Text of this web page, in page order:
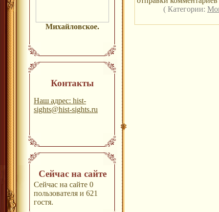
Михайловское.
Контакты
Наш адрес: hist-
sights@hist-sights.ru
Сейчас на сайте
Сейчас на сайте 0
пользователя и 621
гостя.
( Категории: